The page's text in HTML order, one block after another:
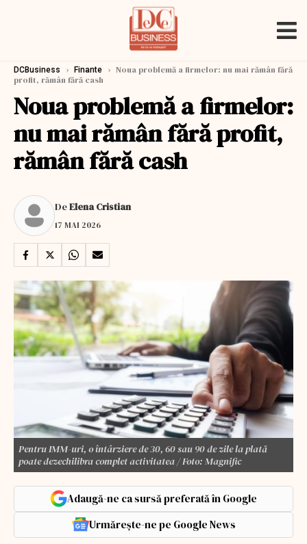
DCBusiness › Finante › Noua problemă a firmelor: nu mai rămân fără
profit, rămân fără cash
Noua problemă a firmelor:
nu mai rămân fără profit,
rămân fără cash
DeElena Cristian
17 MAI 2026
Pentru IMM-uri, o întârziere de 30, 60 sau 90 de zile la plată
poate dezechilibra complet activitatea / Foto: Magnific
Adaugă-ne ca sursă preferată în Google
Urmărește-ne pe Google News